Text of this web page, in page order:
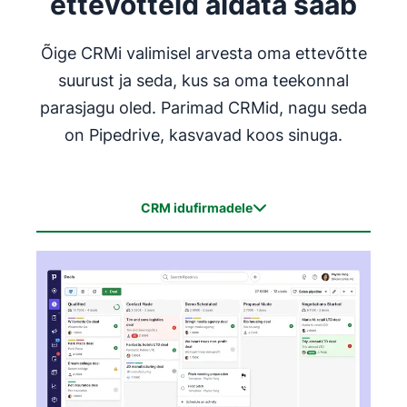
siis, kui tehingud jõuavad teatud etappi
Hinda müügivihjeid, et müügiesindajad
teaksid, kellega parimate tulemuste
parandab otseselt ettevõtte ja üksikisiku
tulemuslikkust. Meie
kes ülesandeid automatiseerivad, saavutavad
oma eesmärgid 16% suurema tõenäosusega.
Õige CRMi valimisel arvesta oma ettevõtte
suurust ja seda, kus sa oma teekonnal
parasjagu oled. Parimad CRMid, nagu seda
on Pipedrive, kasvavad koos sinuga.
CRM idufirmadele
CRM väikestele ja keskmise suurusega
ettevõtetele
CRM suurettevõtetele